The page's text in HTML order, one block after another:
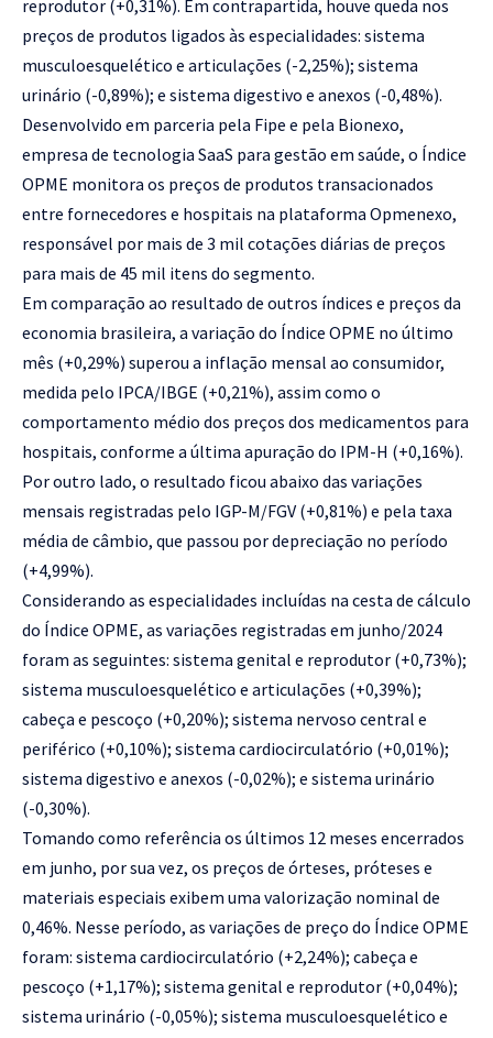
reprodutor (+0,31%). Em contrapartida, houve queda nos
preços de produtos ligados às especialidades: sistema
musculoesquelético e articulações (-2,25%); sistema
urinário (-0,89%); e sistema digestivo e anexos (-0,48%).
Desenvolvido em parceria pela Fipe e pela Bionexo,
empresa de tecnologia SaaS para gestão em saúde, o Índice
OPME monitora os preços de produtos transacionados
entre fornecedores e hospitais na plataforma Opmenexo,
responsável por mais de 3 mil cotações diárias de preços
para mais de 45 mil itens do segmento.
Em comparação ao resultado de outros índices e preços da
economia brasileira, a variação do Índice OPME no último
mês (+0,29%) superou a inflação mensal ao consumidor,
medida pelo IPCA/IBGE (+0,21%), assim como o
comportamento médio dos preços dos medicamentos para
hospitais, conforme a última apuração do IPM-H (+0,16%).
Por outro lado, o resultado ficou abaixo das variações
mensais registradas pelo IGP-M/FGV (+0,81%) e pela taxa
média de câmbio, que passou por depreciação no período
(+4,99%).
Considerando as especialidades incluídas na cesta de cálculo
do Índice OPME, as variações registradas em junho/2024
foram as seguintes: sistema genital e reprodutor (+0,73%);
sistema musculoesquelético e articulações (+0,39%);
cabeça e pescoço (+0,20%); sistema nervoso central e
periférico (+0,10%); sistema cardiocirculatório (+0,01%);
sistema digestivo e anexos (-0,02%); e sistema urinário
(-0,30%).
Tomando como referência os últimos 12 meses encerrados
em junho, por sua vez, os preços de órteses, próteses e
materiais especiais exibem uma valorização nominal de
0,46%. Nesse período, as variações de preço do Índice OPME
foram: sistema cardiocirculatório (+2,24%); cabeça e
pescoço (+1,17%); sistema genital e reprodutor (+0,04%);
sistema urinário (-0,05%); sistema musculoesquelético e